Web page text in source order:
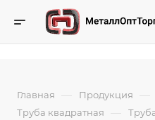
Главная — Продукция —
Труба квадратная —